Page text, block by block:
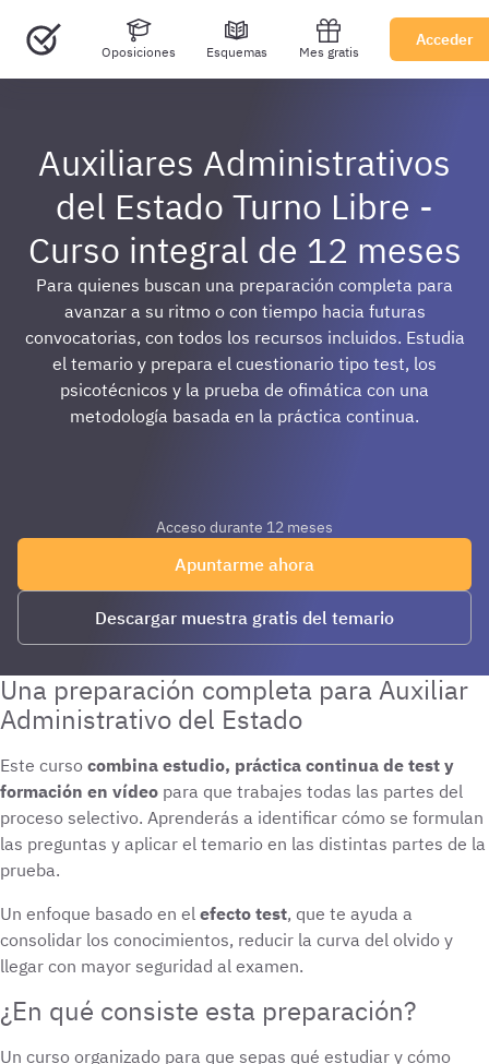
Oposiciones Esquemas Mes gratis
Acceder
Auxiliares Administrativos
del Estado Turno Libre -
Curso integral de 12 meses
Para quienes buscan una preparación completa para
avanzar a su ritmo o con tiempo hacia futuras
convocatorias, con todos los recursos incluidos. Estudia
el temario y prepara el cuestionario tipo test, los
psicotécnicos y la prueba de ofimática con una
metodología basada en la práctica continua.
Descargar muestra gratis del temario
Apuntarme ahora
Acceso durante 12 meses
Una preparación completa para Auxiliar
Administrativo del Estado
Este curso combina estudio, práctica continua de test y
formación en vídeo para que trabajes todas las partes del
proceso selectivo. Aprenderás a identificar cómo se formulan
las preguntas y aplicar el temario en las distintas partes de la
prueba.
Un enfoque basado en el efecto test, que te ayuda a
consolidar los conocimientos, reducir la curva del olvido y
llegar con mayor seguridad al examen.
¿En qué consiste esta preparación?
Un curso organizado para que sepas qué estudiar y cómo